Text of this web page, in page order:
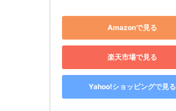
Amazonで見る
楽天市場で見る
Yahoo!ショッピングで見る